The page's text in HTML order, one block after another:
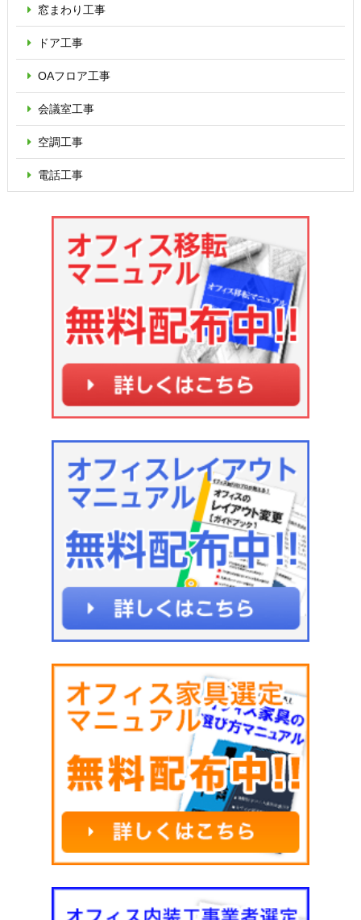
窓まわり工事
ドア工事
OAフロア工事
会議室工事
空調工事
電話工事